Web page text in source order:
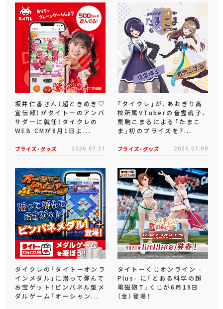
坂井仁香さん（超ときめき♡
宣伝部）がタイトーのアンバ
サダーに就任！タイクレの
WEB CMが8月1日よ...
プライズ・グッズ 2026.07.31
「タイクレ」が、あおぎり高
校所属VTuberの音霊魂子、
栗駒こまるによる「たまこ
ま」初のプライズを7...
プライズ・グッズ 2026.07.09
タイクレの「タイトーオンラ
インメダル」に潜って弾んで
お宝ゲット！ピンパネル型メ
ダルゲーム「オーシャン...
タイトーくじオンライン -
Plus- に「とある科学の超
電磁砲T」くじが6月19日
（金）登場！